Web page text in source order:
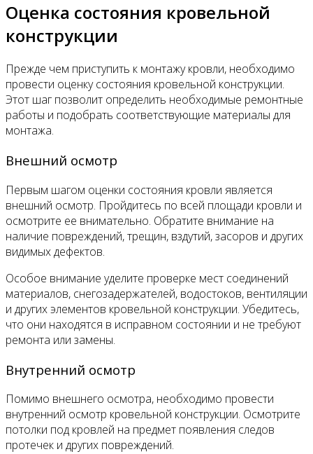
Оценка состояния кровельной
конструкции
Прежде чем приступить к монтажу кровли, необходимо
провести оценку состояния кровельной конструкции.
Этот шаг позволит определить необходимые ремонтные
работы и подобрать соответствующие материалы для
монтажа.
Внешний осмотр
Первым шагом оценки состояния кровли является
внешний осмотр. Пройдитесь по всей площади кровли и
осмотрите ее внимательно. Обратите внимание на
наличие повреждений, трещин, вздутий, засоров и других
видимых дефектов.
Особое внимание уделите проверке мест соединений
материалов, снегозадержателей, водостоков, вентиляции
и других элементов кровельной конструкции. Убедитесь,
что они находятся в исправном состоянии и не требуют
ремонта или замены.
Внутренний осмотр
Помимо внешнего осмотра, необходимо провести
внутренний осмотр кровельной конструкции. Осмотрите
потолки под кровлей на предмет появления следов
протечек и других повреждений.